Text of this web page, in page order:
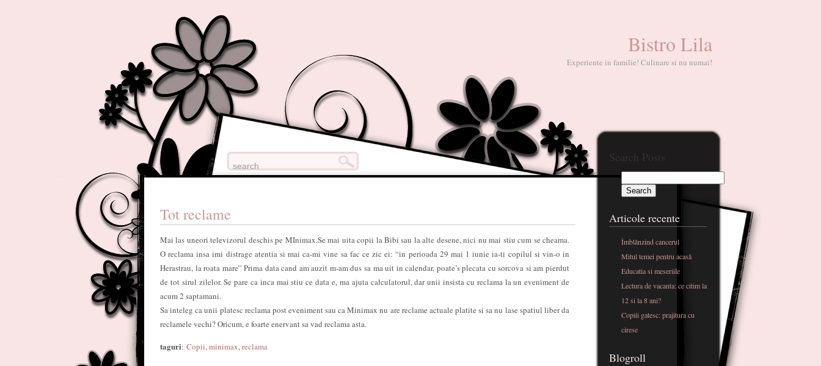
Bistro Lila
Experiente in familie! Culinare si nu numai!
Tot reclame
Mai las uneori televizorul deschis pe MInimax.Se mai uita copii la Bibi sau la alte desene, nici nu mai stiu cum se cheama.
O reclama insa imi distrage atentia si mai ca-mi vine sa fac ce zic ei: “in perioada 29 mai 1 iunie ia-ti copilul si vin-o in
Herastrau, la roata mare” Prima data cand am auzit m-am dus sa ma uit in calendar, poate’s plecata cu sorcova si am pierdut
de tot sirul zilelor. Se pare ca inca mai stiu ce data e, ma ajuta calculatorul, dar unii insista cu reclama la un eveniment de
acum 2 saptamani.
Sa inteleg ca unii platesc reclama post eveniment sau ca Minimax nu are reclame actuale platite si sa nu lase spatiul liber da
reclamele vechi? Oricum, e foarte enervant sa vad reclama asta.
taguri: Copii,minimax,reclama
Search Posts
Articole recente
Îmblânzind cancerul
Mitul temei pentru acasă
Educatia si meseriile
Lectura de vacanta: ce citim la
12 si la 8 ani?
Copiii gatesc: prajitura cu
cirese
Blogroll